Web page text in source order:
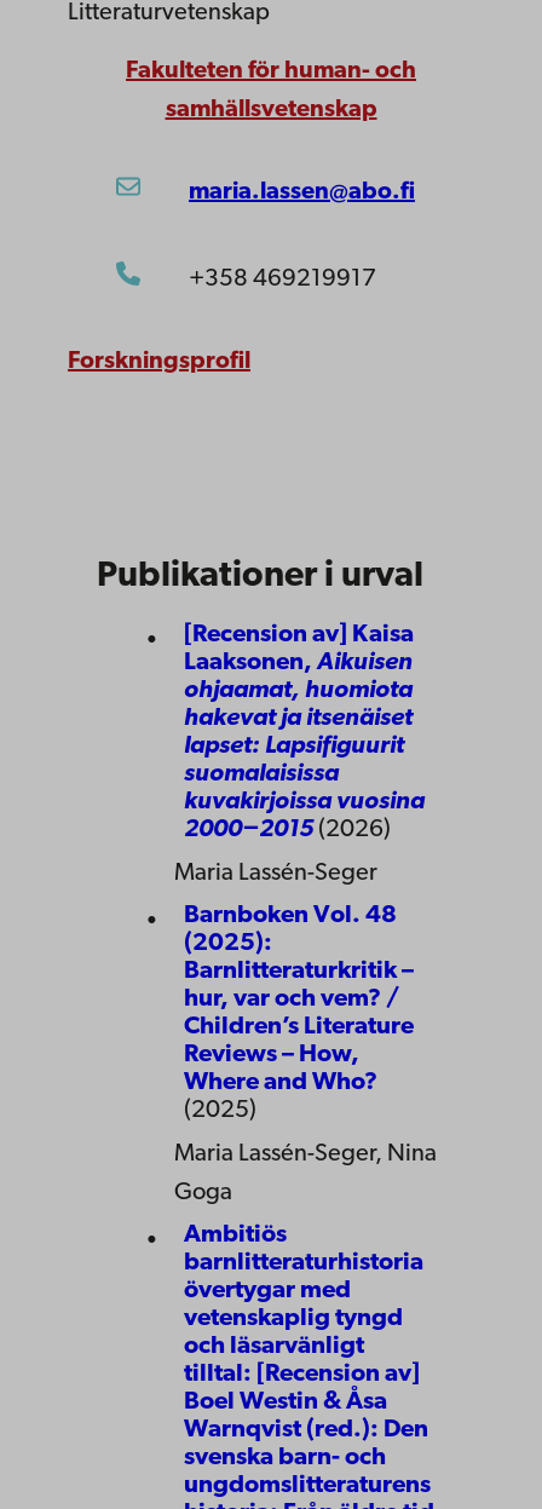
Litteraturvetenskap
Fakulteten för human- och
samhällsvetenskap
maria.lassen@abo.fi
+358 469219917
Forskningsprofil
Publikationer i urval
[Recension av] Kaisa
Laaksonen,Aikuisen
ohjaamat, huomiota
hakevat ja itsenäiset
lapset: Lapsifiguurit
suomalaisissa
kuvakirjoissa vuosina
2000−2015 (2026)
Maria Lassén-Seger
Barnboken Vol. 48
(2025):
Barnlitteraturkritik –
hur, var och vem? /
Children’s Literature
Reviews – How,
Where and Who?
(2025)
Maria Lassén-Seger, Nina
Goga
Ambitiös
barnlitteraturhistoria
övertygar med
vetenskaplig tyngd
och läsarvänligt
tilltal: [Recension av]
Boel Westin & Åsa
Warnqvist (red.): Den
svenska barn- och
ungdomslitteraturens